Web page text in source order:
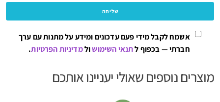
אשמח לקבל מידי פעם עדכונים ומידע על מתנות עם ערך
חברתי — בכפוף לתנאי השימושולמדיניות הפרטיות.
מוצרים נוספים שאולי יעניינו אותכם